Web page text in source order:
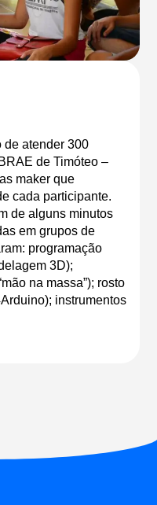
de atender 300
de Timóteo –
maker que
cada participante.
de alguns minutos
em grupos de
programação
3D);
na massa”); rosto
instrumentos